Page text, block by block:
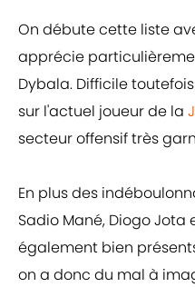
On débute cette liste
apprécie
Dybala. Difficile
sur l'actuel joueur de la
secteur offensif très
En plus des
Sadio Mané, Diogo Jota
également bien
on a donc du mal à